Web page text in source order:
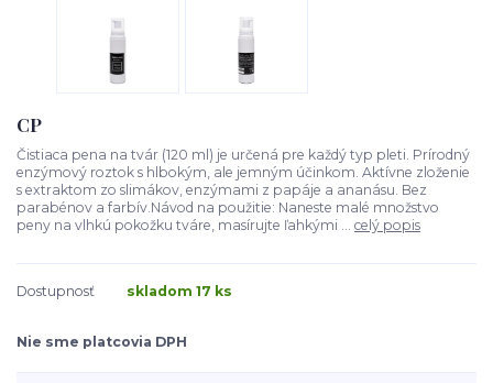
CP
Čistiaca pena na tvár (120 ml) je určená pre každý typ pleti. Prírodný
enzýmový roztok s hlbokým, ale jemným účinkom. Aktívne zloženie
s extraktom zo slimákov, enzýmami z papáje a ananásu. Bez
parabénov a farbív.Návod na použitie: Naneste malé množstvo
peny na vlhkú pokožku tváre, masírujte ľahkými ... celý popis
Dostupnosť skladom 17 ks
Nie sme platcovia DPH